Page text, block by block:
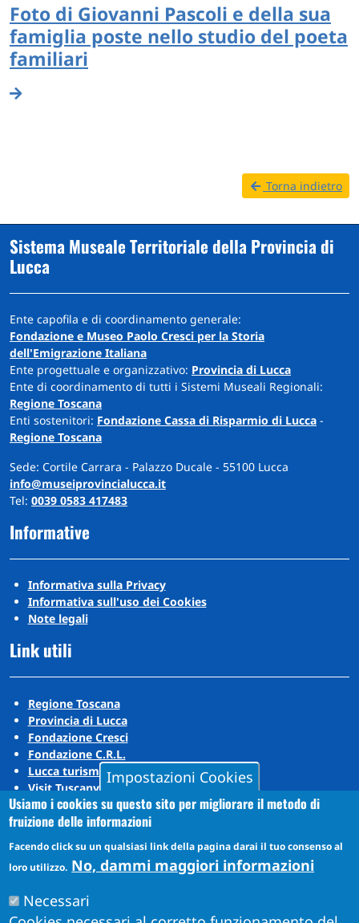
Foto di Giovanni Pascoli e della sua
famiglia poste nello studio del poeta
familiari
Torna indietro
Sistema Museale Territoriale della Provincia di
Lucca
Ente capofila e di coordinamento generale:
Fondazione e Museo Paolo Cresci per la Storia
dell'Emigrazione Italiana
Ente progettuale e organizzativo: Provincia di Lucca
Ente di coordinamento di tutti i Sistemi Museali Regionali:
Regione Toscana
Enti sostenitori: Fondazione Cassa di Risparmio di Lucca -
Regione Toscana
Sede: Cortile Carrara - Palazzo Ducale - 55100 Lucca
info@museiprovincialucca.it
Tel: 0039 0583 417483
Informative
Informativa sulla Privacy
Informativa sull'uso dei Cookies
Note legali
Link utili
Regione Toscana
Provincia di Lucca
Fondazione Cresci
Fondazione C.R.L.
Lucca turismo
Visit Tuscany
Puccini Lands
Social media
YouTube
Impostazioni Cookies
Usiamo i cookies su questo sito per migliorare il metodo di
fruizione delle informazioni
Facendo click su un qualsiasi link della pagina darai il tuo consenso al
loro utilizzo. No, dammi maggiori informazioni
Necessari